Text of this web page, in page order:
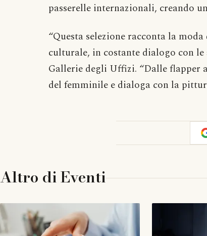
passerelle internazionali, creando
“Questa selezione racconta la
culturale, in costante dialogo con
Gallerie degli Uffizi. “Dalle flapper
del femminile e dialoga con la
Altro diEventi